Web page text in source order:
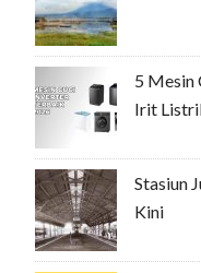
5 Mesin
Irit
Stasiun
Kini